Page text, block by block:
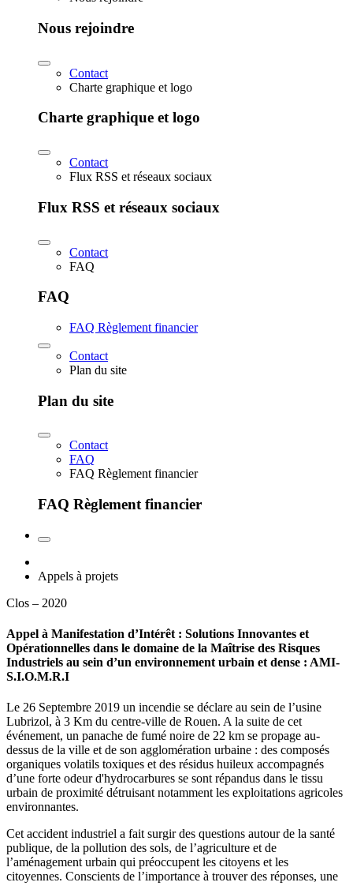
Nous rejoindre
Contact
Charte graphique et logo
Charte graphique et logo
Contact
Flux RSS et réseaux sociaux
Flux RSS et réseaux sociaux
Contact
FAQ
FAQ
FAQ Règlement financier
Contact
Plan du site
Plan du site
Contact
FAQ
FAQ Règlement financier
FAQ Règlement financier
Appels à projets
Clos – 2020
Appel à Manifestation d’Intérêt : Solutions Innovantes et
Opérationnelles dans le domaine de la Maîtrise des Risques
Industriels au sein d’un environnement urbain et dense : AMI-
S.I.O.M.R.I
Le 26 Septembre 2019 un incendie se déclare au sein de l’usine
Lubrizol, à 3 Km du centre-ville de Rouen. A la suite de cet
événement, un panache de fumé noire de 22 km se propage au-
dessus de la ville et de son agglomération urbaine : des composés
organiques volatils toxiques et des résidus huileux accompagnés
d’une forte odeur d'hydrocarbures se sont répandus dans le tissu
urbain de proximité détruisant notamment les exploitations agricoles
environnantes.
Cet accident industriel a fait surgir des questions autour de la santé
publique, de la pollution des sols, de l’agriculture et de
l’aménagement urbain qui préoccupent les citoyens et les
citoyennes. Conscients de l’importance à trouver des réponses, une